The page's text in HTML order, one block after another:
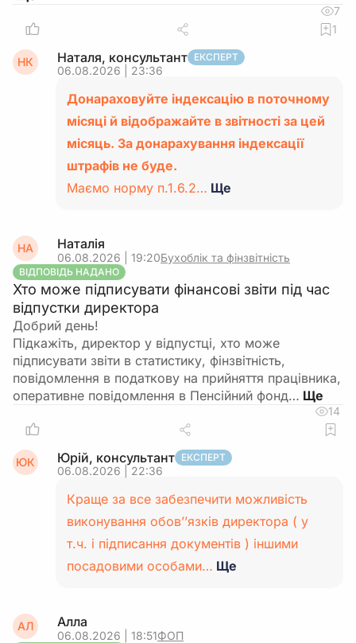
7
1
НК Наталя, консультант ЕКСПЕРТ
06.08.2026 | 23:36
Донараховуйте індексацію в поточному
місяці й відображайте в звітності за цей
місяць. За донарахування індексації
штрафів не буде.
Маємо норму п.1.6.2… Ще
НА Наталія
06.08.2026 | 19:20Бухоблік та фінзвітність
ВІДПОВІДЬ НАДАНО
Хто може підписувати фінансові звіти під час
відпустки директора
Добрий день!
Підкажіть, директор у відпустці, хто може
підписувати звіти в статистику, фінзвітність,
повідомлення в податкову на прийняття працівника,
оперативне повідомлення в Пенсійний фонд…
14
ЮК Юрій, консультант ЕКСПЕРТ
06.08.2026 | 22:36
Краще за все забезпечити можливість
виконування обов’’язків директора ( у
т.ч. і підписання документів ) іншими
посадовими особами… Ще
АЛ Алла
06.08.2026 | 18:51ФОП